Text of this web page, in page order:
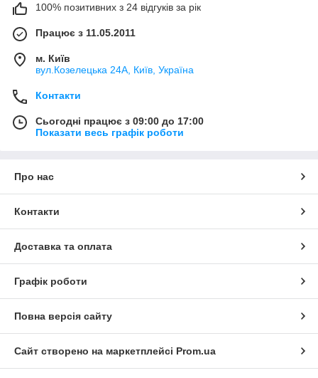
100% позитивних з 24 відгуків за рік
Працює з 11.05.2011
м. Київ
вул.Козелецька 24А, Київ, Україна
Контакти
Сьогодні працює з 09:00 до 17:00
Показати весь графік роботи
Про нас
Контакти
Доставка та оплата
Графік роботи
Повна версія сайту
Сайт створено на маркетплейсі Prom.ua